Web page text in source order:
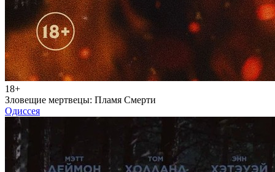
18+
Зловещие мертвецы: Пламя Смерти
Одиссея